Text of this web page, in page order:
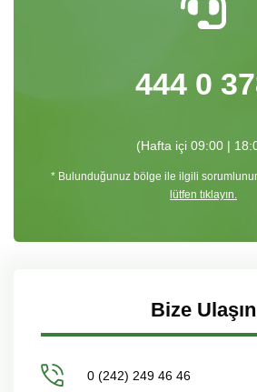
444 0
(Hafta içi 09:00 |
* Bulunduğunuz bölge ile ilgili
lütfen tıklayın.
Bize Ulaşın
0 (242) 249 46 46